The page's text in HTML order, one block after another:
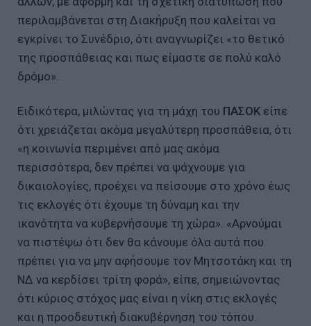
περιλαμβάνεται στη Διακήρυξη που καλείται να
εγκρίνει το Συνέδριο, ότι αναγνωρίζει «το θετικό
της προσπάθειας και πως είμαστε σε πολύ καλό
δρόμο».
Ειδικότερα, μιλώντας για τη μάχη του ΠΑΣΟΚ είπε
ότι χρειάζεται ακόμα μεγαλύτερη προσπάθεια, ότι
«η κοινωνία περιμένει από μας ακόμα
περισσότερα, δεν πρέπει να ψάχνουμε για
δικαιολογίες, προέχει να πείσουμε στο χρόνο έως
τις εκλογές ότι έχουμε τη δύναμη και την
ικανότητα να κυβερνήσουμε τη χώρα». «Αρνούμαι
να πιστέψω ότι δεν θα κάνουμε όλα αυτά που
πρέπει για να μην αφήσουμε τον Μητσοτάκη και τη
ΝΔ να κερδίσει τρίτη φορά», είπε, σημειώνοντας
ότι κύριος στόχος μας είναι η νίκη στις εκλογές
και η προοδευτική διακυβέρνηση του τόπου.